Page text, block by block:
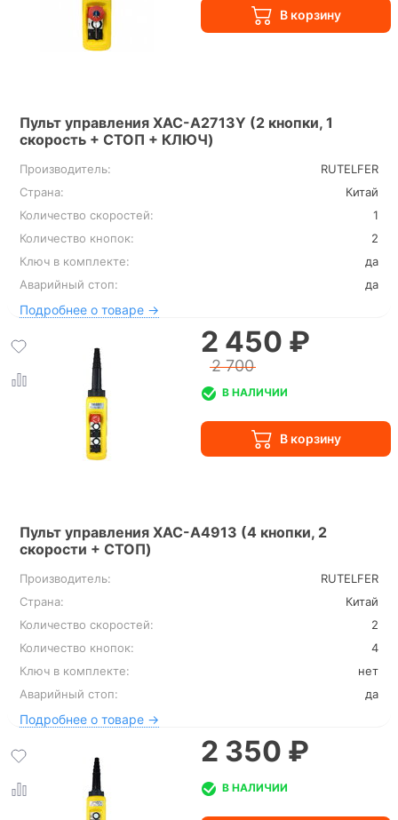
Пульт управления XAC-A2713Y (2 кнопки, 1
скорость + СТОП + КЛЮЧ)
Производитель:
RUTELFER
Страна:
Китай
Количество скоростей:
1
Количество кнопок:
2
Ключ в комплекте:
да
Аварийный стоп:
да
Подробнее о товаре →
Пульт управления XAC-A4913 (4 кнопки, 2
скорости + СТОП)
Производитель:
RUTELFER
Страна:
Китай
Количество скоростей:
2
Количество кнопок:
4
Ключ в комплекте:
нет
Аварийный стоп:
да
Подробнее о товаре →
2 450 ₽
2 700
В НАЛИЧИИ
2 350 ₽
В НАЛИЧИИ